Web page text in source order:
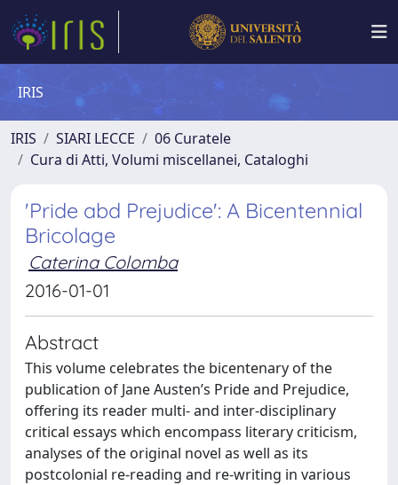
IRIS
IRIS SIARI LECCE
06 Curatele
Cura di Atti, Volumi miscellanei, Cataloghi
'Pride abd Prejudice': A Bicentennial
Bricolage
Caterina Colomba
2016-01-01
Abstract
This volume celebrates the bicentenary of the
publication of Jane Austen’s Pride and Prejudice,
offering its reader multi- and inter-disciplinary
critical essays which encompass literary criticism,
analyses of the original novel as well as its
postcolonial re-reading and re-writing in various